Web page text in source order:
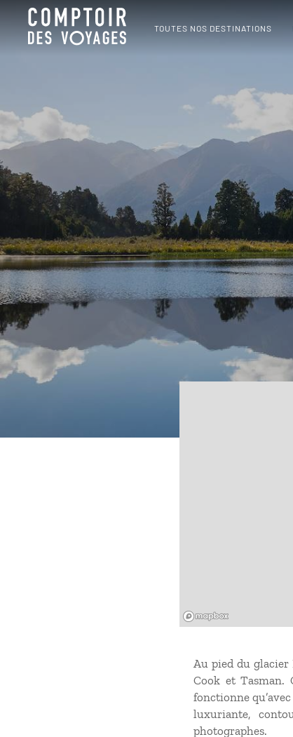
TOUTES NOS DESTINATIONS
Au pied du glacier
Cook et Tasman.
fonctionne
luxuriante,
photographes.